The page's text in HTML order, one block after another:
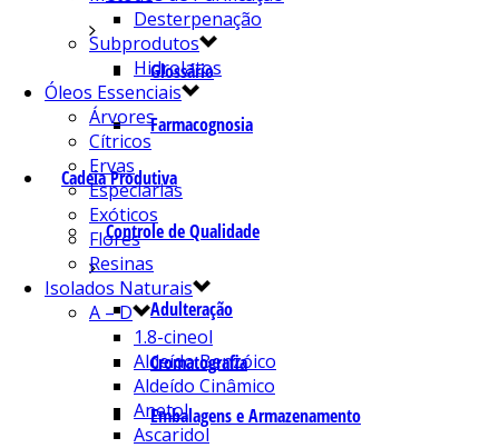
Glossário
Farmacognosia
Cadeia Produtiva
Controle de Qualidade
Adulteração
Cromatografia
Embalagens e Armazenamento
Desterpenação
Subprodutos
Hidrolatos
Óleos Essenciais
Árvores
Cítricos
Ervas
Especiarias
Exóticos
Flores
Resinas
Isolados Naturais
A – D
1.8-cineol
Aldeído Benzóico
Aldeído Cinâmico
Anetol
Ascaridol